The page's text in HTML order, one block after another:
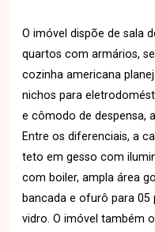
O imóvel dispõe de sala
quartos com armários,
cozinha americana
nichos para
e cômodo de despensa,
Entre os diferenciais, a
teto em gesso com
com boiler, ampla área
bancada e ofurô para
vidro. O imóvel também